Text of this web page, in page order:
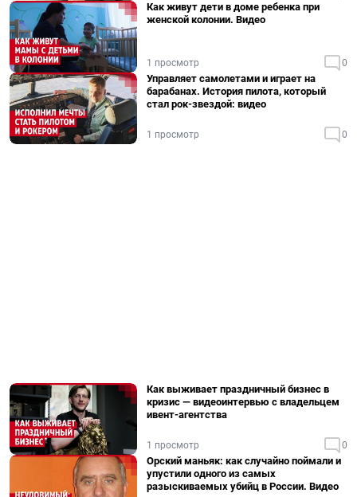
Как живут дети в доме ребенка при
женской колонии. Видео
1 просмотр 0
Управляет самолетами и играет на
барабанах. История пилота, который
стал рок-звездой: видео
1 просмотр 0
Как выживает праздничный бизнес в
кризис — видеоинтервью с владельцем
ивент-агентства
1 просмотр 0
Орский маньяк: как случайно поймали и
упустили одного из самых
разыскиваемых убийц в России. Видео